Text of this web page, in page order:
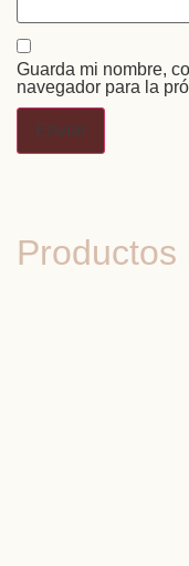
Guarda mi nombre,
navegador para la
Productos